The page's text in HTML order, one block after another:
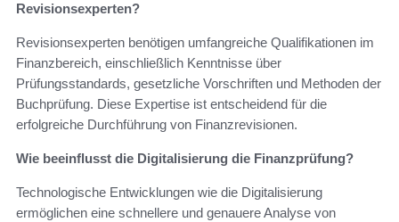
Revisionsexperten?
Revisionsexperten benötigen umfangreiche Qualifikationen im
Finanzbereich, einschließlich Kenntnisse über
Prüfungsstandards, gesetzliche Vorschriften und Methoden der
Buchprüfung. Diese Expertise ist entscheidend für die
erfolgreiche Durchführung von Finanzrevisionen.
Wie beeinflusst die Digitalisierung die Finanzprüfung?
Technologische Entwicklungen wie die Digitalisierung
ermöglichen eine schnellere und genauere Analyse von